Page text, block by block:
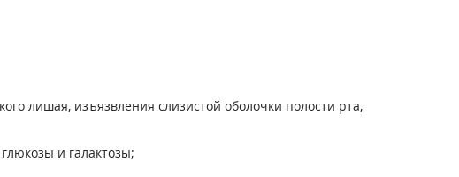
лишая, изъязвления слизистой оболочки полости рта,
и галактозы;